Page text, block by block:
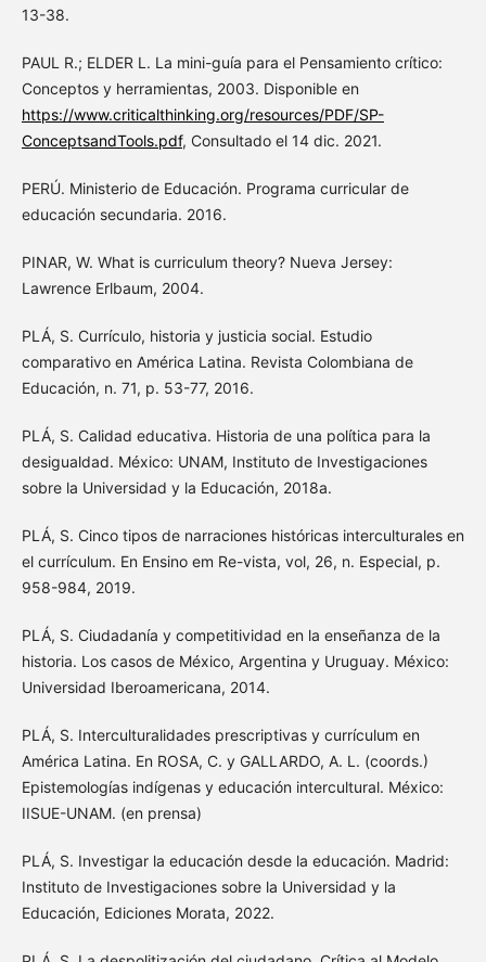
13-38.
PAUL R.; ELDER L. La mini-guía para el Pensamiento crítico:
Conceptos y herramientas, 2003. Disponible en
https://www.criticalthinking.org/resources/PDF/SP-
ConceptsandTools.pdf, Consultado el 14 dic. 2021.
PERÚ. Ministerio de Educación. Programa curricular de
educación secundaria. 2016.
PINAR, W. What is curriculum theory? Nueva Jersey:
Lawrence Erlbaum, 2004.
PLÁ, S. Currículo, historia y justicia social. Estudio
comparativo en América Latina. Revista Colombiana de
Educación, n. 71, p. 53-77, 2016.
PLÁ, S. Calidad educativa. Historia de una política para la
desigualdad. México: UNAM, Instituto de Investigaciones
sobre la Universidad y la Educación, 2018a.
PLÁ, S. Cinco tipos de narraciones históricas interculturales en
el currículum. En Ensino em Re-vista, vol, 26, n. Especial, p.
958-984, 2019.
PLÁ, S. Ciudadanía y competitividad en la enseñanza de la
historia. Los casos de México, Argentina y Uruguay. México:
Universidad Iberoamericana, 2014.
PLÁ, S. Interculturalidades prescriptivas y currículum en
América Latina. En ROSA, C. y GALLARDO, A. L. (coords.)
Epistemologías indígenas y educación intercultural. México:
IISUE-UNAM. (en prensa)
PLÁ, S. Investigar la educación desde la educación. Madrid:
Instituto de Investigaciones sobre la Universidad y la
Educación, Ediciones Morata, 2022.